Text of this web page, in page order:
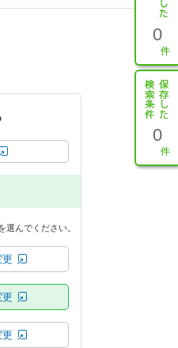
0
0
選んでください。
更
更
更